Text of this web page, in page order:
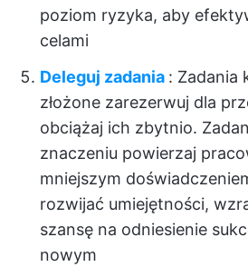
poziom ryzyka, aby
celami
Deleguj zadania : Zadania
złożone zarezerwuj dla
obciążaj ich zbytnio.
znaczeniu powierzaj
mniejszym
rozwijać umiejętności,
szansę na odniesienie
nowym